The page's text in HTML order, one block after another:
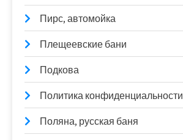
Пирс, автомойка
Плещеевские бани
Подкова
Политика конфиденциальности
Поляна, русская баня